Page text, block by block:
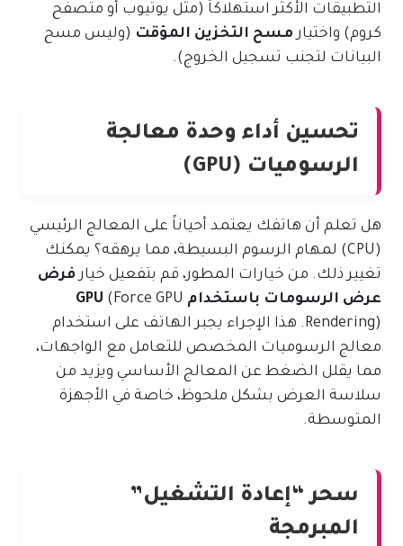
التطبيقات الأكثر استهلاكاً (مثل يوتيوب أو متصفح
كروم) واختيارمسح التخزين المؤقت (وليس مسح
البيانات لتجنب تسجيل الخروج).
تحسين أداء وحدة معالجة
الرسوميات (GPU)
هل تعلم أن هاتفك يعتمد أحياناً على المعالج الرئيسي
(CPU) لمهام الرسوم البسيطة، مما يرهقه؟ يمكنك
تغيير ذلك. من خيارات المطور، قم بتفعيل خيارفرض
عرض الرسومات باستخدام GPU (Force GPU
Rendering). هذا الإجراء يجبر الهاتف على استخدام
معالج الرسوميات المخصص للتعامل مع الواجهات،
مما يقلل الضغط عن المعالج الأساسي ويزيد من
سلاسة العرض بشكل ملحوظ، خاصة في الأجهزة
المتوسطة.
سحر “إعادة التشغيل”
المبرمجة